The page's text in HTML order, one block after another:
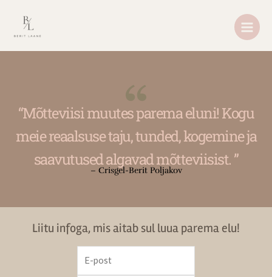
content
“Mõtteviisi muutes parema eluni! Kogu
meie reaalsuse taju, tunded, kogemine ja
saavutused algavad mõtteviisist. ”
– Crisgel-Berit Poljakov
Liitu infoga, mis aitab sul luua parema elu!